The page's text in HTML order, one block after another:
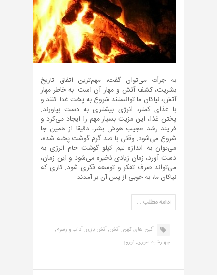
به جرأت می‌توان گفت، مهم‌ترین اتفاق تاریخ
بشریت، کشف آتش و مهار آن است. به خاطر مهار
آتش، نیاکان ما توانستند شروع به پخت غذا کنند و
با غذای کمتر، انرژی بیشتری به دست بیاورند.
پختن غذا، این مزیت بسیار مهم را ایجاد می‌کرد و
فرایند رشد عجیب هوش بشر، دقیقا از همین جا
شروع می‌شود. وقتی با صد گرم گوشت پخته شده،
می‌توان به اندازه نیم کیلو گوشت خام انرژی به
دست آورد، زمان زیادی ذخیره می‌شود و این زمان،
می‌تواند صرف تفکر و توسعه فکری شود. کاری که
نیاکان ما، به خوبی از پس آن بر آمدند.
ادامه مطلب …
آئین های کهن,آتش,آتش بازی,آداب و رسوم,
چهارشنبه سوری,نوروز